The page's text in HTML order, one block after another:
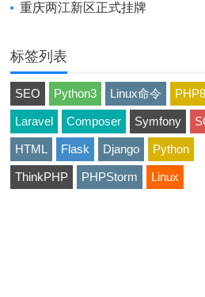
重庆两江新区正式挂牌
标签列表
SEO Python3 Linux命令 PHP8
Laravel Composer Symfony
HTML Flask Django Python
ThinkPHP PHPStorm Linux